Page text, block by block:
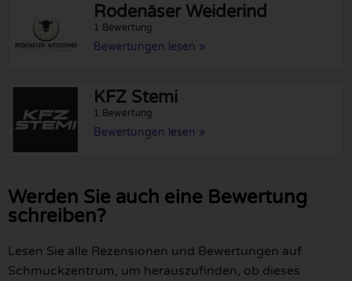
Rodenäser Weiderind
1 Bewertung
Bewertungen lesen »
KFZ Stemi
1 Bewertung
Bewertungen lesen »
Werden Sie auch eine Bewertung
schreiben?
Lesen Sie alle Rezensionen und Bewertungen auf
Schmuckzentrum, um herauszufinden, ob dieses